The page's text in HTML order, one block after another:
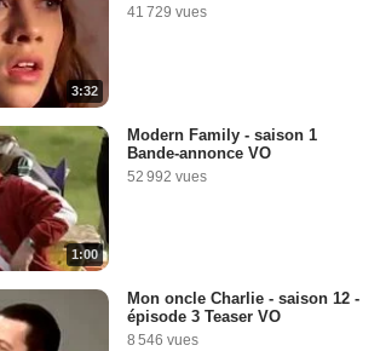
3:32
41 729 vues
1:00
Modern Family - saison 1
Bande-annonce VO
52 992 vues
Mon oncle Charlie - saison 12 -
épisode 3 Teaser VO
8 546 vues